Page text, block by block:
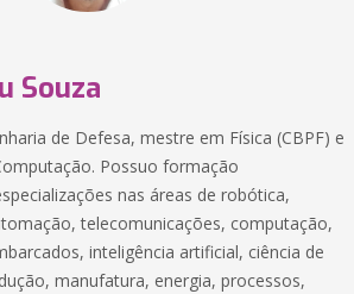
Souza
de Defesa, mestre em Física (CBPF) e
Possuo formação
nas áreas de robótica,
telecomunicações, computação,
inteligência artificial, ciência de
manufatura, energia, processos,